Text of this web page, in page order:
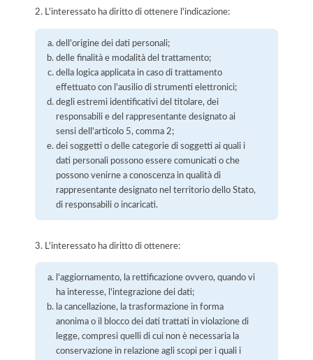
2. L'interessato ha diritto di ottenere l'indicazione:
dell'origine dei dati personali;
delle finalità e modalità del trattamento;
della logica applicata in caso di trattamento
effettuato con l'ausilio di strumenti elettronici;
degli estremi identificativi del titolare, dei
responsabili e del rappresentante designato ai
sensi dell'articolo 5, comma 2;
dei soggetti o delle categorie di soggetti ai quali i
dati personali possono essere comunicati o che
possono venirne a conoscenza in qualità di
rappresentante designato nel territorio dello Stato,
di responsabili o incaricati.
3. L'interessato ha diritto di ottenere:
l'aggiornamento, la rettificazione ovvero, quando vi
ha interesse, l'integrazione dei dati;
la cancellazione, la trasformazione in forma
anonima o il blocco dei dati trattati in violazione di
legge, compresi quelli di cui non è necessaria la
conservazione in relazione agli scopi per i quali i